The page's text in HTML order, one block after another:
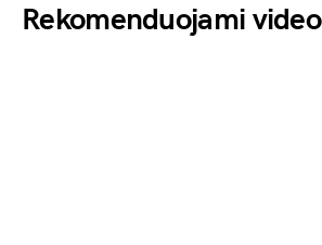
Rekomenduojami video